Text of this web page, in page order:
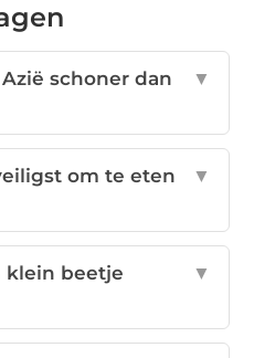
schoner dan
▼
om te eten
▼
klein beetje
▼